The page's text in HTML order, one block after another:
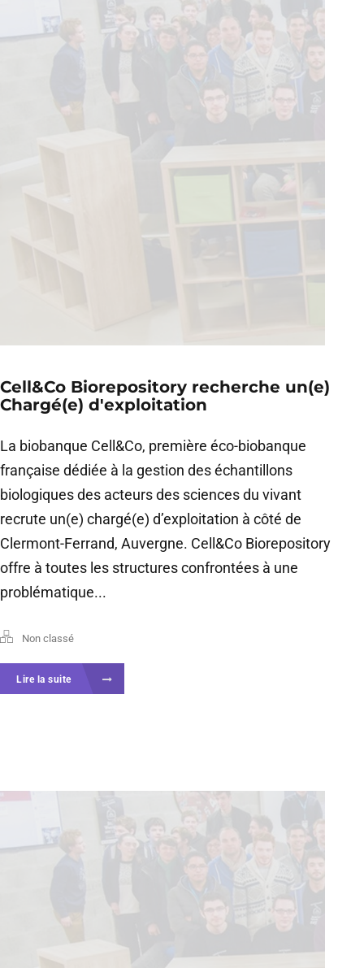
Cell&Co Biorepository recherche un(e)
Chargé(e) d'exploitation
La biobanque Cell&Co, première éco-biobanque
française dédiée à la gestion des échantillons
biologiques des acteurs des sciences du vivant
recrute un(e) chargé(e) d’exploitation à côté de
Clermont-Ferrand, Auvergne. Cell&Co Biorepository
offre à toutes les structures confrontées à une
problématique...
Non classé
Lire la suite